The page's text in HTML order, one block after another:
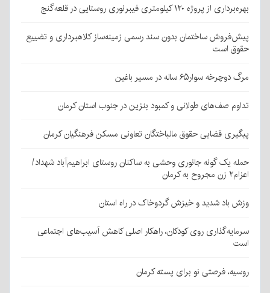
بهره‌برداری از پروژه ۱۲۰ کیلومتری فیبرنوری روستایی در قلعه‌گنج
پیش‌فروش ساختمان بدون سند رسمی زمینه‌ساز کلاهبرداری و تضییع
حقوق است
مرگ دوچرخه سوار۶۵ ساله در مسیر باغین
تداوم صف‌های طولانی و کمبود بنزین در جنوب استان کرمان
پیگیری قضایی حقوق مالباختگان تعاونی مسکن فرهنگیان کرمان
حمله یک گونه جانوری وحشی به ساکنان روستای ابراهیم‌آباد شهداد/
اعزام۲ زن مجروح به کرمان
وزش باد شدید و خیزش گردوخاک در راه استان
سرمایه‌گذاری روی کودکان، راهکار اصلی کاهش آسیب‌های اجتماعی
است
روسیه، فرصتی نو برای پسته کرمان